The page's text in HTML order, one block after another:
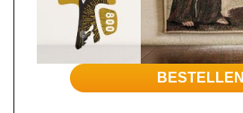
BESTELLEN